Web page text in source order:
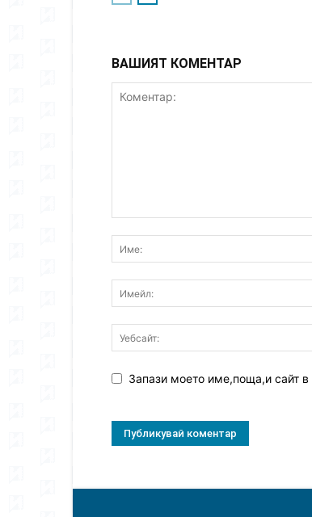
ВАШИЯТ КОМЕНТАР
Запази моето име,поща,и сайт в